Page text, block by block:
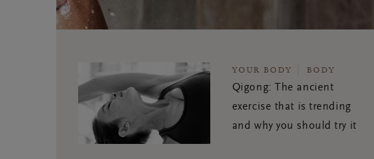
YOUR BODY BODY
Qigong: The ancient
exercise that is trending
and why you should try it